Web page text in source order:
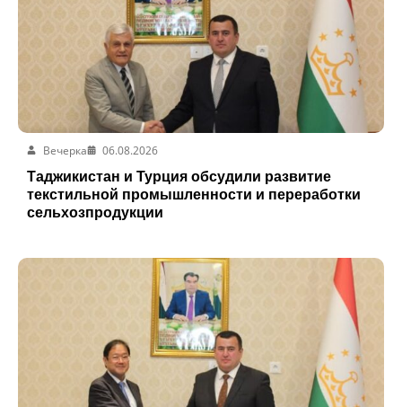
Вечерка
06.08.2026
Таджикистан и Турция обсудили развитие
текстильной промышленности и переработки
сельхозпродукции